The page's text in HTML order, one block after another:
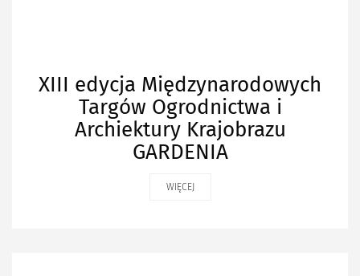
XIII edycja Międzynarodowych
Targów Ogrodnictwa i
Archiektury Krajobrazu
GARDENIA
WIĘCEJ